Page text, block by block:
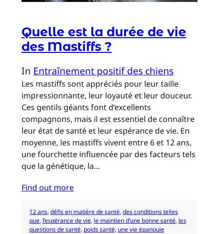
Quelle est la durée de vie
des Mastiffs ?
In Entraînement positif des chiens
Les mastiffs sont appréciés pour leur taille
impressionnante, leur loyauté et leur douceur.
Ces gentils géants font d’excellents
compagnons, mais il est essentiel de connaître
leur état de santé et leur espérance de vie. En
moyenne, les mastiffs vivent entre 6 et 12 ans,
une fourchette influencée par des facteurs tels
que la génétique, la…
Find out more
12 ans, défis en matière de santé, des conditions telles
que, l’espérance de vie, le maintien d’une bonne santé, les
questions de santé, poids santé, une vie épanouie